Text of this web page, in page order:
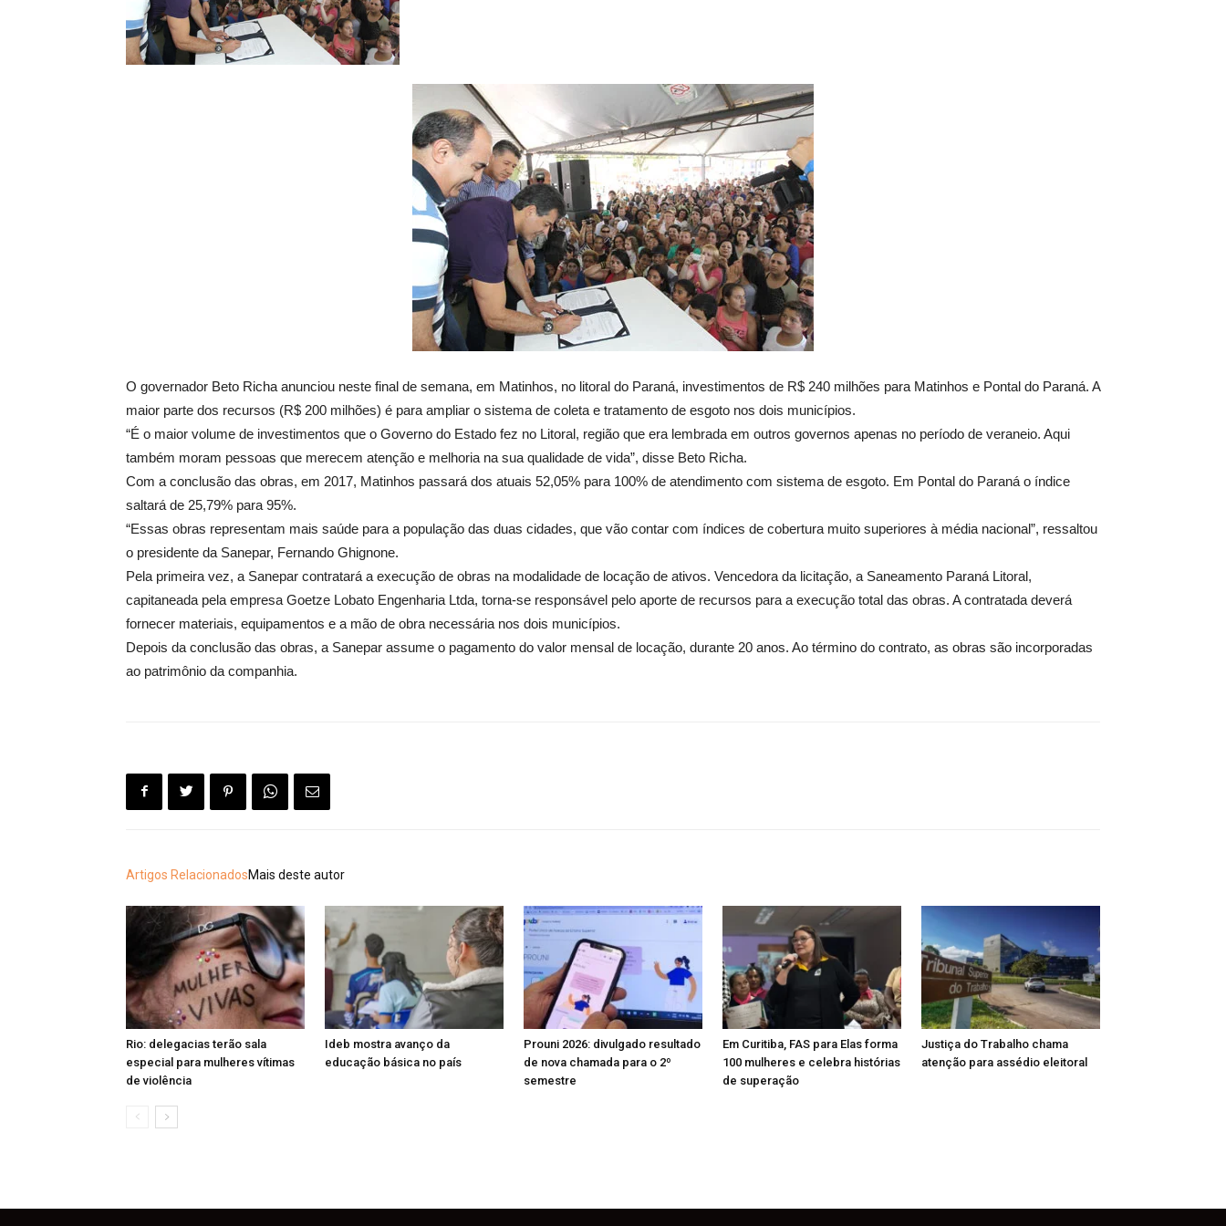
O governador Beto Richa anunciou neste final de semana, em Matinhos, no litoral do Paraná, investimentos de R$ 240 milhões para Matinhos e Pontal do Paraná. A
maior parte dos recursos (R$ 200 milhões) é para ampliar o sistema de coleta e tratamento de esgoto nos dois municípios.
“É o maior volume de investimentos que o Governo do Estado fez no Litoral, região que era lembrada em outros governos apenas no período de veraneio. Aqui
também moram pessoas que merecem atenção e melhoria na sua qualidade de vida”, disse Beto Richa.
Com a conclusão das obras, em 2017, Matinhos passará dos atuais 52,05% para 100% de atendimento com sistema de esgoto. Em Pontal do Paraná o índice
saltará de 25,79% para 95%.
“Essas obras representam mais saúde para a população das duas cidades, que vão contar com índices de cobertura muito superiores à média nacional”, ressaltou
o presidente da Sanepar, Fernando Ghignone.
Pela primeira vez, a Sanepar contratará a execução de obras na modalidade de locação de ativos. Vencedora da licitação, a Saneamento Paraná Litoral,
capitaneada pela empresa Goetze Lobato Engenharia Ltda, torna-se responsável pelo aporte de recursos para a execução total das obras. A contratada deverá
fornecer materiais, equipamentos e a mão de obra necessária nos dois municípios.
Depois da conclusão das obras, a Sanepar assume o pagamento do valor mensal de locação, durante 20 anos. Ao término do contrato, as obras são incorporadas
ao patrimônio da companhia.
Artigos RelacionadosMais deste autor
Rio: delegacias terão sala
especial para mulheres vítimas
de violência
Ideb mostra avanço da
educação básica no país
Prouni 2026: divulgado resultado
de nova chamada para o 2º
semestre
Em Curitiba, FAS para Elas forma
100 mulheres e celebra histórias
de superação
Justiça do Trabalho chama
atenção para assédio eleitoral